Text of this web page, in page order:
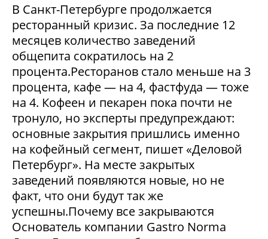
В Санкт-Петербурге продолжается
ресторанный кризис. За последние 12
месяцев количество заведений
общепита сократилось на 2
процента.Ресторанов стало меньше на 3
процента, кафе — на 4, фастфуда — тоже
на 4. Кофеен и пекарен пока почти не
тронуло, но эксперты предупреждают:
основные закрытия пришлись именно
на кофейный сегмент, пишет «Деловой
Петербург». На месте закрытых
заведений появляются новые, но не
факт, что они будут так же
успешны.Почему все закрываются
Основатель компании Gastro Norma